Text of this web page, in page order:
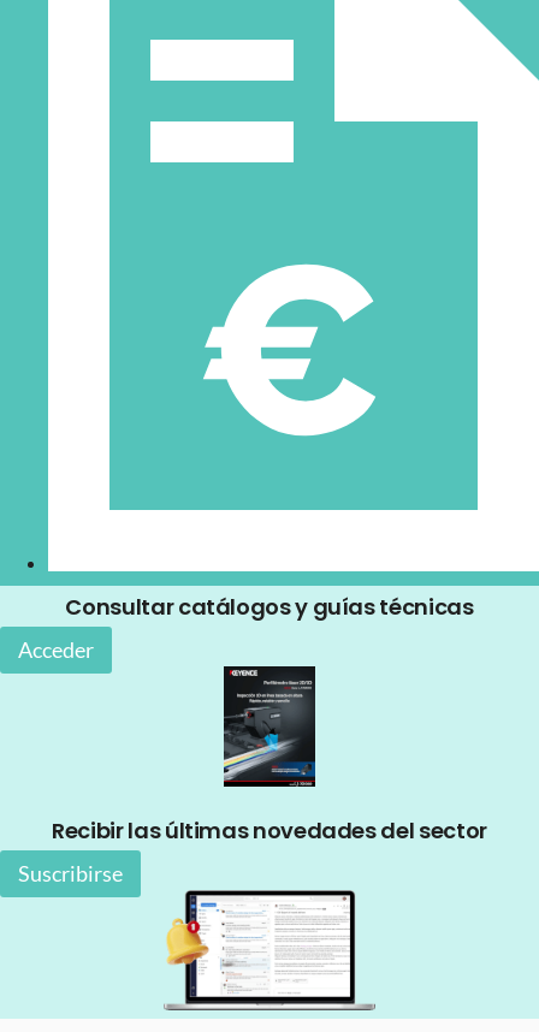
Consultar catálogos y guías técnicas
Acceder
Recibir las últimas novedades del sector
Suscribirse